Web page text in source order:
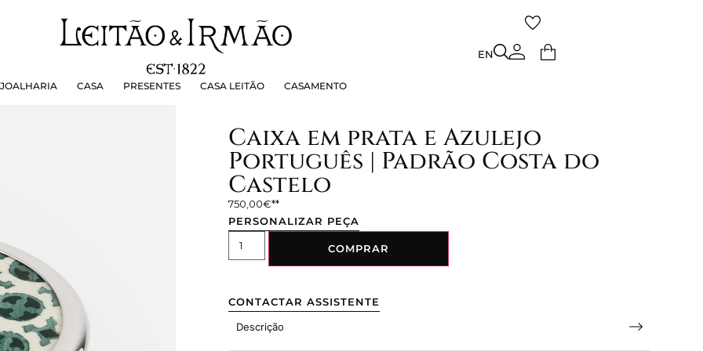
JOALHARIA CASA PRESENTES CASA LEITÃO CASAMENTO
EN
PRESENTES CASA LEITÃO
Caixa em prata e Azulejo
Português | Padrão Costa do
Castelo
750,00€
PERSONALIZAR PEÇA
COMPRAR
CONTACTAR ASSISTENTE
Descrição